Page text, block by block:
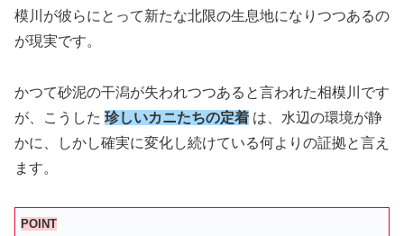
模川が彼らにとって新たな北限の生息地になりつつあるの
が現実です。
かつて砂泥の干潟が失われつつあると言われた相模川です
が、こうした 珍しいカニたちの定着 は、水辺の環境が静
かに、しかし確実に変化し続けている何よりの証拠と言え
ます。
POINT